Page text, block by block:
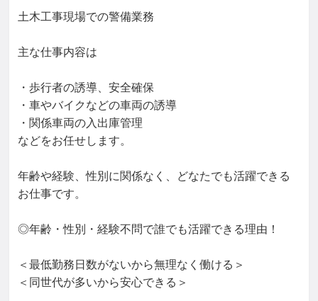
土木工事現場での警備業務
主な仕事内容は
・歩行者の誘導、安全確保
・車やバイクなどの車両の誘導
・関係車両の入出庫管理
などをお任せします。
年齢や経験、性別に関係なく、どなたでも活躍できる
お仕事です。
◎年齢・性別・経験不問で誰でも活躍できる理由！
＜最低勤務日数がないから無理なく働ける＞
＜同世代が多いから安心できる＞